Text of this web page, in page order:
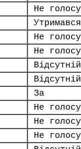
Не
Утримався
Не
Не
Відсутній
Відсутній
За
Не
Не
Не